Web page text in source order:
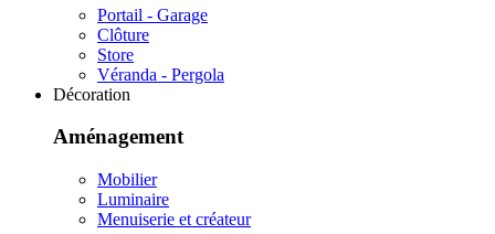
Portail - Garage
Clôture
Store
Véranda - Pergola
Décoration
Aménagement
Mobilier
Luminaire
Menuiserie et créateur